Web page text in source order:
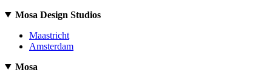
Mosa Design Studios
Maastricht
Amsterdam
Mosa